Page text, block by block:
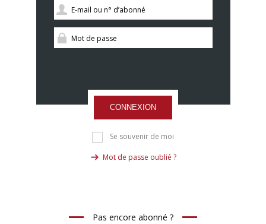
CONNEXION
Se souvenir de moi
Mot de passe oublié ?
Pas encore abonné ?